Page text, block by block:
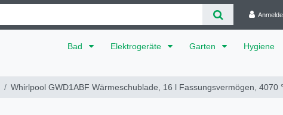
Bad Elektrogeräte Garten Hygiene
Whirlpool GWD1ABF Wärmeschublade, 16 l Fassungsvermögen,